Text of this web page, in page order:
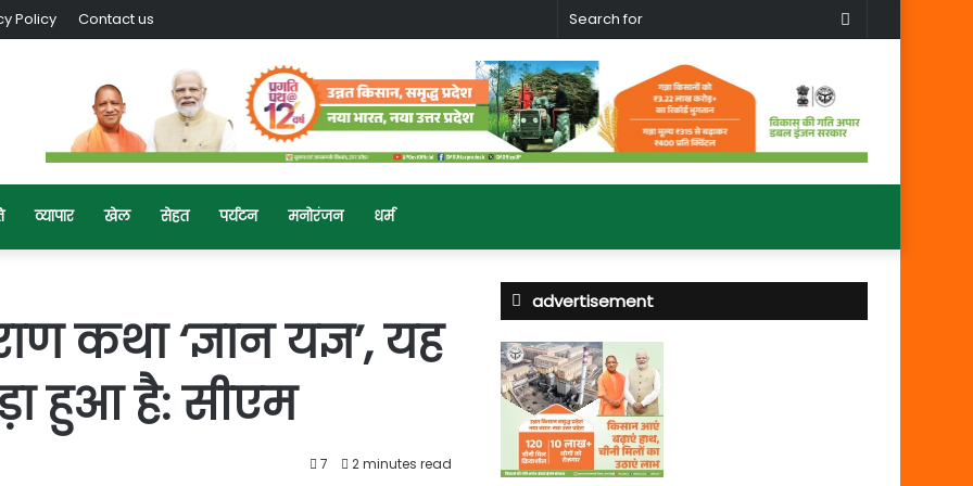
Policy Contact us
Search
व्यापार खेल सेहत पर्यटन मनोरंजन धर्म
कथा ‘ज्ञान यज्ञ’, यह
हुआ है: सीएम
7 2 minutes read
advertisement